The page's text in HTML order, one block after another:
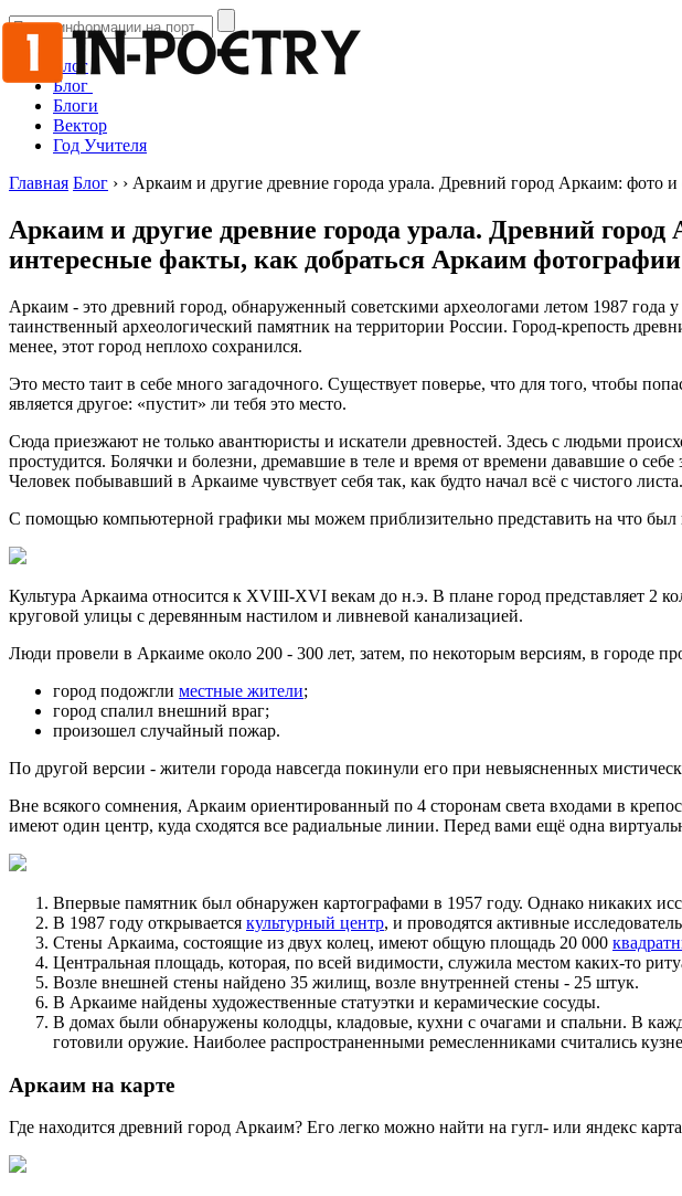
Блог
Блог
Блоги
Вектор
Год Учителя
Главная Блог › › Аркаим и другие древние города урала. Древний город Аркаим: фото
Аркаим и другие древние города урала. Древний
интересные факты, как добраться Аркаим фотографии
Аркаим - это древний город, обнаруженный советскими археологами летом 1987
таинственный археологический памятник на территории России. Город-крепость
менее, этот город неплохо сохранился.
Это место таит в себе много загадочного. Существует поверье, что для того, чтобы
является другое: «пустит» ли тебя это место.
Сюда приезжают не только авантюристы и искатели древностей. Здесь с людьми
простудится. Болячки и болезни, дремавшие в теле и время от времени дававшие о
Человек побывавший в Аркаиме чувствует себя так, как будто начал всё с чистого листа.
С помощью компьютерной графики мы можем приблизительно представить на что был
Культура Аркаима относится к ХVIII-ХVI векам до н.э. В плане город представляет 2
круговой улицы с деревянным настилом и ливневой канализацией.
Люди провели в Аркаиме около 200 - 300 лет, затем, по некоторым версиям, в городе
город подожгли местные жители;
город спалил внешний враг;
произошел случайный пожар.
По другой версии - жители города навсегда покинули его при невыясненных
Вне всякого сомнения, Аркаим ориентированный по 4 сторонам света входами в
имеют один центр, куда сходятся все радиальные линии. Перед вами ещё одна
Впервые памятник был обнаружен картографами в 1957 году. Однако никаких
В 1987 году открывается культурный центр, и проводятся активные
Стены Аркаима, состоящие из двух колец, имеют общую площадь 20 000
Центральная площадь, которая, по всей видимости, служила местом каких-то
Возле внешней стены найдено 35 жилищ, возле внутренней стены - 25 штук.
В Аркаиме найдены художественные статуэтки и керамические сосуды.
В домах были обнаружены колодцы, кладовые, кухни с очагами и спальни. В
готовили оружие. Наиболее распространенными ремесленниками считались
Аркаим на карте
Где находится древний город Аркаим? Его легко можно найти на гугл- или яндекс